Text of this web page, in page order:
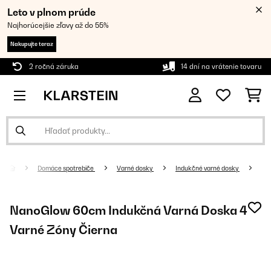
Leto v plnom prúde
Najhorúcejšie zľavy až do 55%
Nakupujte teraz
2 ročná záruka 14 dní na vrátenie tovaru
Domáce spotrebiče Varné dosky Indukčné varné dosky
NanoGlow 60cm Indukčná Varná Doska 4
Varné Zóny Čierna